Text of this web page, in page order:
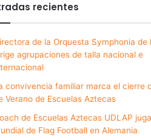
recientes
de la Orquesta Symphonia de
agrupaciones de talla nacional e
convivencia familiar marca el cierre
Verano de Escuelas Aztecas
de Escuelas Aztecas UDLAP
de Flag Football en Alemania